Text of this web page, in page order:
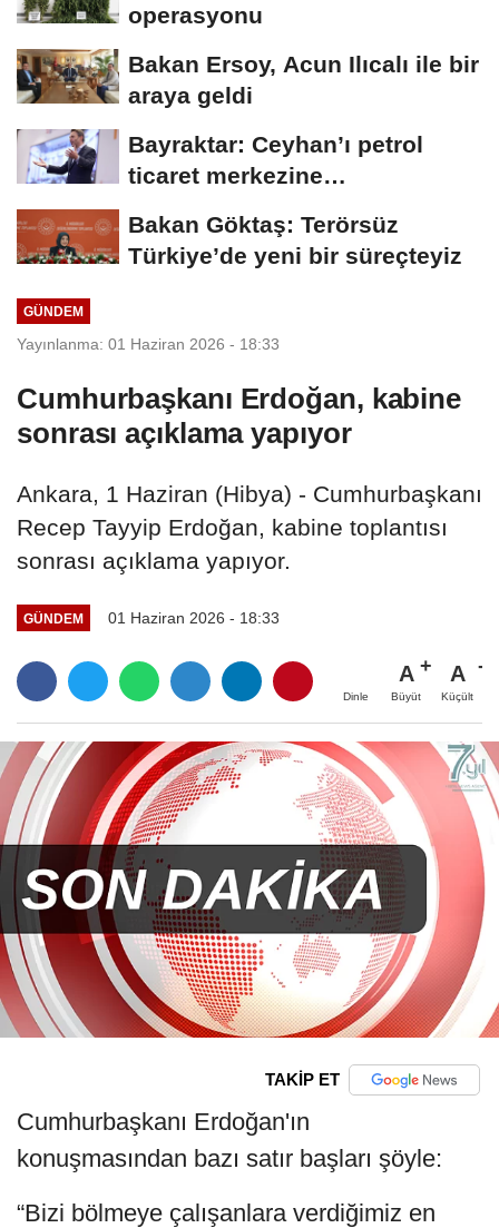
operasyonu
Bakan Ersoy, Acun Ilıcalı ile bir
araya geldi
Bayraktar: Ceyhan’ı petrol
ticaret merkezine
Bakan Göktaş: Terörsüz
Türkiye’de yeni bir süreçteyiz
GÜNDEM
Yayınlanma: 01 Haziran 2026 - 18:33
Cumhurbaşkanı Erdoğan, kabine
sonrası açıklama yapıyor
Ankara, 1 Haziran (Hibya) - Cumhurbaşkanı
Recep Tayyip Erdoğan, kabine toplantısı
sonrası açıklama yapıyor.
GÜNDEM 01 Haziran 2026 - 18:33
Dinle
A
Büyüt
A
Küçült
TAKİP ET
Cumhurbaşkanı Erdoğan'ın
konuşmasından bazı satır başları şöyle:
“Bizi bölmeye çalışanlara verdiğimiz en